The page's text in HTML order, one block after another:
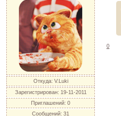
Откуда: V.Luki
Зарегистрирован: 19-11-2011
Приглашений: 0
Сообщений: 31
0